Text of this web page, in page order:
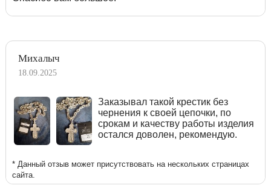
Михалыч
18.09.2025
Заказывал такой крестик без
чернения к своей цепочки, по
срокам и качеству работы изделия
остался доволен, рекомендую.
* Данный отзыв может присутствовать на нескольких страницах
сайта.